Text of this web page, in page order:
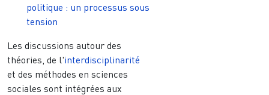
politique : un processus sous
tension
Les discussions autour des
théories, de l'interdisciplinarité
et des méthodes en sciences
sociales sont intégrées aux